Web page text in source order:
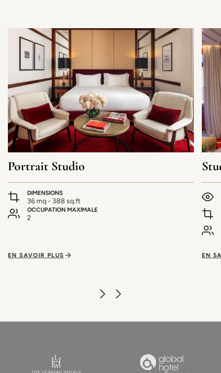
Portrait Studio
DIMENSIONS
36 mq - 388 sq.ft
OCCUPATION MAXIMALE
2
EN SAVOIR PLUS EN